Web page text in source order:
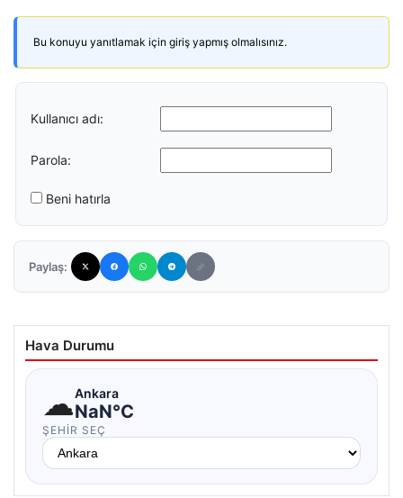
Bu konuyu yanıtlamak için giriş yapmış olmalısınız.
Kullanıcı adı:
Parola:
Beni hatırla
Paylaş:
Hava Durumu
☁Ankara
NaN°C
ŞEHIR SEÇ